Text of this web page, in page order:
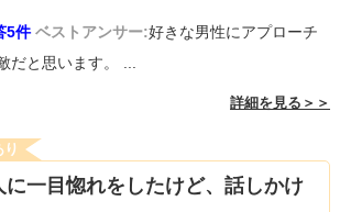
5件 ベストアンサー:好きな男性にアプローチ
だと思います。 ...
詳細を見る＞＞
に一目惚れをしたけど、話しかけ